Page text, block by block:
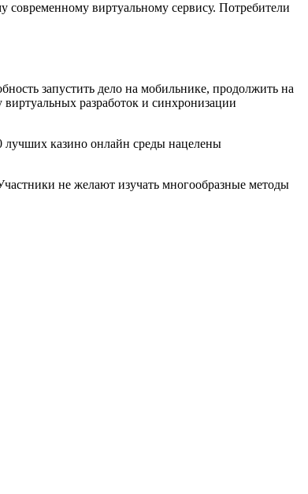
современному виртуальному сервису. Потребители
запустить дело на мобильнике, продолжить на
разработок и синхронизации
лучших казино онлайн среды нацелены
не желают изучать многообразные методы